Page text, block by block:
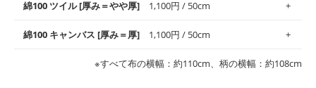
※レッスンバッグ、上履き袋などの通園通学グッズにはツイル生
・布団カバーなどの寝具、カーテン
す。
・スタイ、おくるみなどのベビーグッズ
・ブラウス、チュニック、ワンピースなどの洋服
・パジャマなどの寝具
良さが魅力。透け感があるので、涼しげなトップスなどに最適で
・ブラウス、シャツ、チュニックなどのトップス
コットン75％リネン25％の当店のビエラ生地は、オックス生地よ
りもふんわりとした柔らかい質感と適度な落ち感を感じられるの
綿100 ツイル [厚み＝やや厚] 1,100円 / 50cm
綾織りの生地です。しっかりとした張りと厚みがありながらも柔
らかいのが特徴です。生地の厚みは中厚手です。1枚でも透け感
綿100 キャンバス [厚み＝厚] 1,100円 / 50cm
※すべて布の横幅：約110cm、柄の横幅：約108cm